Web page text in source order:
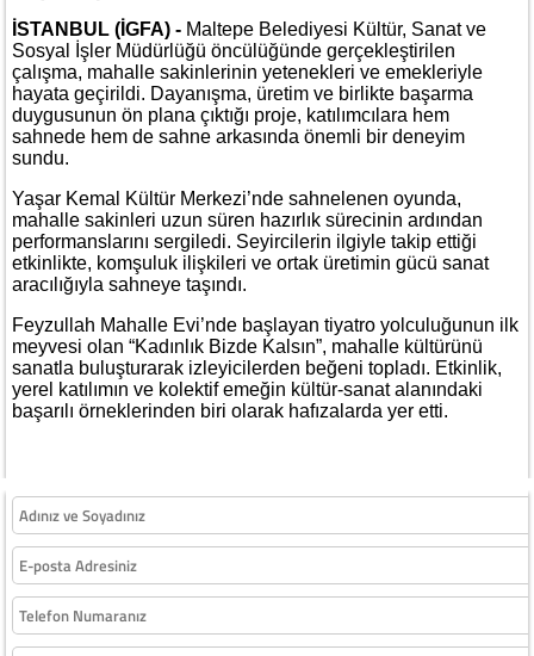
İSTANBUL (İGFA) - Maltepe Belediyesi Kültür, Sanat ve
Sosyal İşler Müdürlüğü öncülüğünde gerçekleştirilen
çalışma, mahalle sakinlerinin yetenekleri ve emekleriyle
hayata geçirildi. Dayanışma, üretim ve birlikte başarma
duygusunun ön plana çıktığı proje, katılımcılara hem
sahnede hem de sahne arkasında önemli bir deneyim
sundu.
Yaşar Kemal Kültür Merkezi’nde sahnelenen oyunda,
mahalle sakinleri uzun süren hazırlık sürecinin ardından
performanslarını sergiledi. Seyircilerin ilgiyle takip ettiği
etkinlikte, komşuluk ilişkileri ve ortak üretimin gücü sanat
aracılığıyla sahneye taşındı.
Feyzullah Mahalle Evi’nde başlayan tiyatro yolculuğunun ilk
meyvesi olan “Kadınlık Bizde Kalsın”, mahalle kültürünü
sanatla buluşturarak izleyicilerden beğeni topladı. Etkinlik,
yerel katılımın ve kolektif emeğin kültür-sanat alanındaki
başarılı örneklerinden biri olarak hafızalarda yer etti.